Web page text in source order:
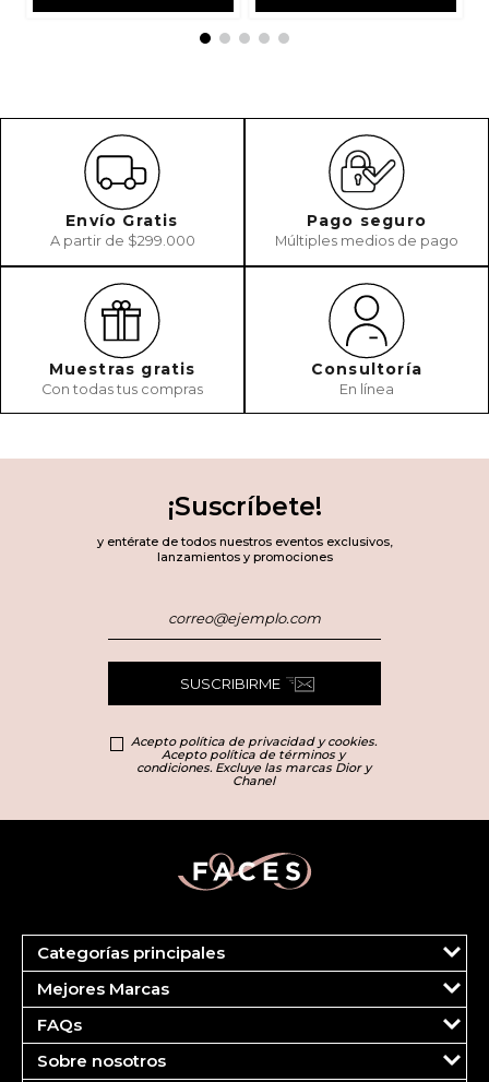
Envío Gratis
A partir de $299.000
Pago seguro
Múltiples medios de pago
Muestras gratis
Con todas tus compras
Consultoría
En línea
¡Suscríbete!
y entérate de todos nuestros eventos exclusivos,
lanzamientos y promociones
SUSCRIBIRME
Acepto política de privacidad y cookies.
Acepto política de términos y
condiciones. Excluye las marcas Dior y
Chanel
Categorías principales
Marcas
Dior
Más Vendidos
Fragancias
Maquillaje
Mejores Marcas
Clinique
Estee Lauder
Carolina Herrera
Ver todas las marcas
FAQs
Tu cuenta
Pedidos
Sobre nosotros